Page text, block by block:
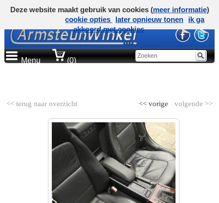
Menu (0)
<< terug naar overzicht volgende >>
<< vorige
Deze website maakt gebruik van cookies (meer informatie)
cookie opties
later opnieuw tonen
ik ga
akkoord met cookies